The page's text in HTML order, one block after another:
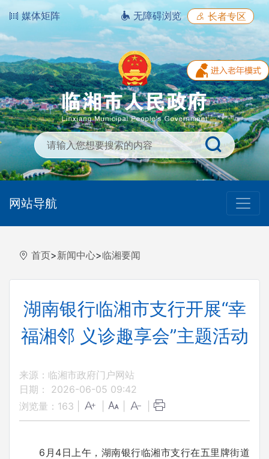
媒体矩阵 无障碍浏览 长者专区
网站导航
首页>新闻中心>临湘要闻
湖南银行临湘市支行开展“幸
福湘邻 义诊趣享会”主题活动
来源：临湘市政府门户网站
日期： 2026-06-05 09:42
浏览量： 163
6月4日上午，湖南银行临湘市支行在五里牌街道